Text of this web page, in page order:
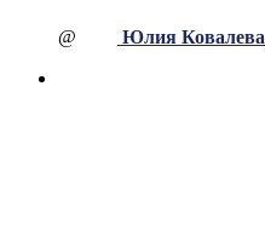
@ Юлия Ковалева